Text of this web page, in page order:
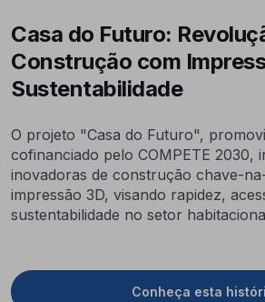
Casa do Futuro:
Construção com
Sustentabilidade
O projeto "Casa do Futuro",
cofinanciado pelo COMPETE 2030,
inovadoras de construção chave-
impressão 3D, visando rapidez,
sustentabilidade no setor
Conheça esta